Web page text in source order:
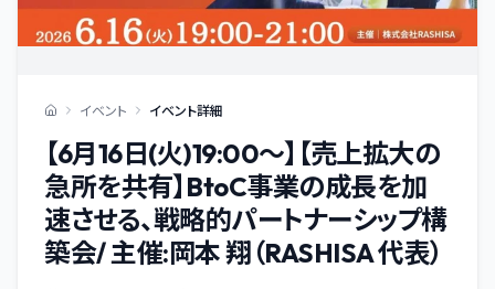
イベント イベント詳細
【6月16日(火)19:00～】【売上拡大の
急所を共有】BtoC事業の成長を加
速させる、戦略的パートナーシップ構
築会/ 主催:岡本 翔（RASHISA 代表）